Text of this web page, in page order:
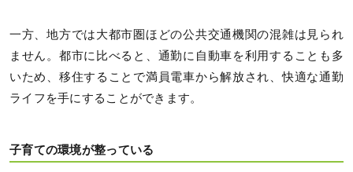
一方、地方では大都市圏ほどの公共交通機関の混雑は見られ
ません。都市に比べると、通勤に自動車を利用することも多
いため、移住することで満員電車から解放され、快適な通勤
ライフを手にすることができます。
子育ての環境が整っている